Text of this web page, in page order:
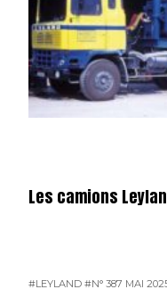
Les camions
#LEYLAND #N° 387 MAI